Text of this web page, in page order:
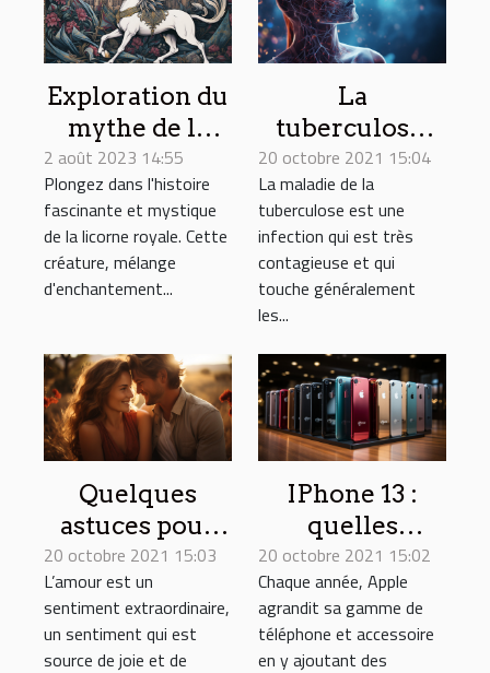
Exploration du
mythe de la
licorne royale
à travers
l'histoire
2 août 2023 14:55
Plongez dans l'histoire
fascinante et mystique
de la licorne royale. Cette
créature, mélange
d'enchantement...
La
tuberculose,
parlons de ses
causes et
symptômes
20 octobre 2021 15:04
La maladie de la
tuberculose est une
infection qui est très
contagieuse et qui
touche généralement
les...
Quelques
astuces pour
maintenir une
relation
amoureuse
20 octobre 2021 15:03
L’amour est un
sentiment extraordinaire,
un sentiment qui est
source de joie et de
IPhone 13 :
quelles
nouveautés
apporte-t-il ?
20 octobre 2021 15:02
Chaque année, Apple
agrandit sa gamme de
téléphone et accessoire
en y ajoutant des